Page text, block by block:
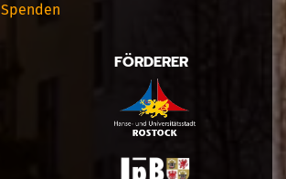
Spenden
FÖRDERER